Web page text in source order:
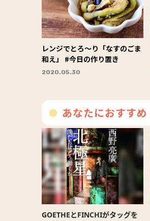
レンジでとろ～り「なすのごま
和え」 #今日の作り置き
2020.05.30
あなたにおすすめ
GOETHEとFINCHIがタッグを